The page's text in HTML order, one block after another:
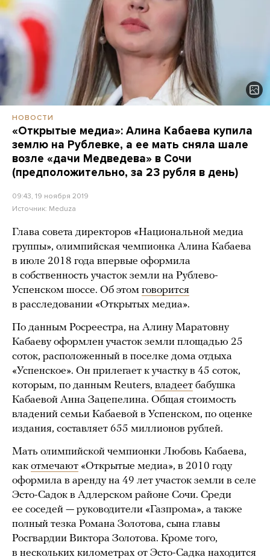
НОВОСТИ
«Открытые медиа»: Алина Кабаева купила
землю на Рублевке, а ее мать сняла шале
возле «дачи Медведева» в Сочи
(предположительно, за 23 рубля в день)
09:43, 19 ноября 2019
Источник: Meduza
Глава совета директоров «Национальной медиа
группы», олимпийская чемпионка Алина Кабаева
в июле 2018 года впервые оформила
в собственность участок земли на Рублево-
Успенском шоссе. Об этом говорится
в расследовании «Открытых медиа».
По данным Росреестра, на Алину Маратовну
Кабаеву оформлен участок земли площадью 25
соток, расположенный в поселке дома отдыха
«Успенское». Он прилегает к участку в 45 соток,
которым, по данным Reuters, владеет бабушка
Кабаевой Анна Зацепелина. Общая стоимость
владений семьи Кабаевой в Успенском, по оценке
издания, составляет 655 миллионов рублей.
Мать олимпийской чемпионки Любовь Кабаева,
как отмечают «Открытые медиа», в 2010 году
оформила в аренду на 49 лет участок земли в селе
Эсто-Садок в Адлерском районе Сочи. Среди
ее соседей — руководители «Газпрома», а также
полный тезка Романа Золотова, сына главы
Росгвардии Виктора Золотова. Кроме того,
в нескольких километрах от Эсто-Садка находится